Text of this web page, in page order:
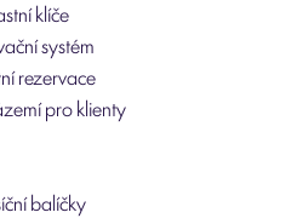
klíče
systém
rezervace
pro klienty
balíčky